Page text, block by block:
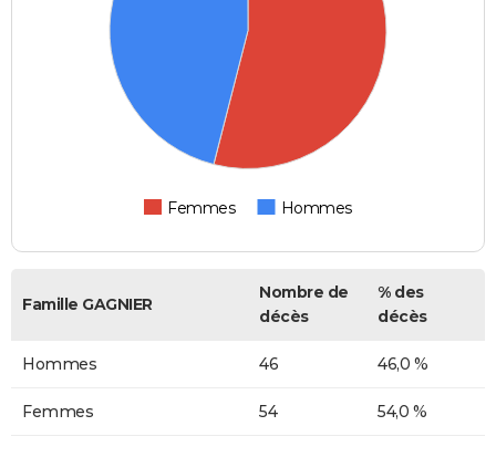
Femmes Hommes
Famille GAGNIER
Nombre de
décès
% des
décès
Hommes 46 46,0 %
Femmes 54 54,0 %